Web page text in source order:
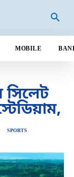
MOBILE
সিলেট
SPORTS